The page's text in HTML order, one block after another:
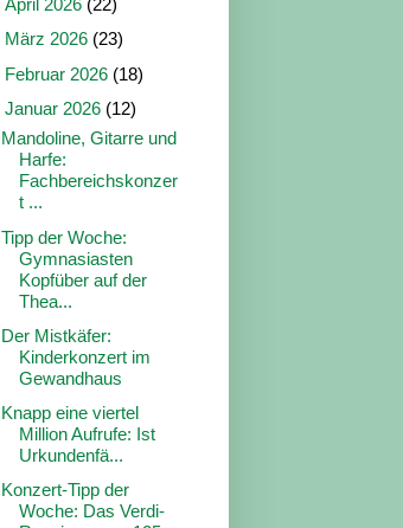
April 2026 (22)
März 2026 (23)
Februar 2026 (18)
Januar 2026 (12)
Mandoline, Gitarre und
Harfe:
Fachbereichskonzer
t ...
Tipp der Woche:
Gymnasiasten
Kopfüber auf der
Thea...
Der Mistkäfer:
Kinderkonzert im
Gewandhaus
Knapp eine viertel
Million Aufrufe: Ist
Urkundenfä...
Konzert-Tipp der
Woche: Das Verdi-